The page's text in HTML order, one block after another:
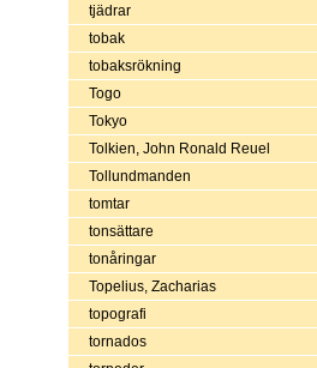
tjädrar
tobak
tobaksrökning
Togo
Tokyo
Tolkien, John Ronald Reuel
Tollundmanden
tomtar
tonsättare
tonåringar
Topelius, Zacharias
topografi
tornados